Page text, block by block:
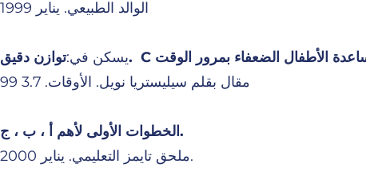
الوالد الطبيعي. يناير 1999
يسكن في:
مقال بقلم سيليستريا نويل. الأوقات. 3.7 99
الخطوات الأولى لأهم أ ، ب ، ج.
ملحق تايمز التعليمي. يناير 2000.